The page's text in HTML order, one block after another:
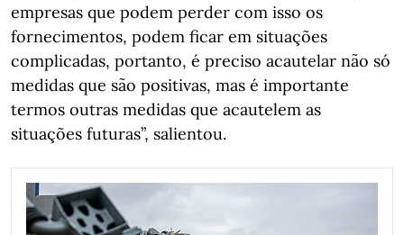
empresas que podem perder com isso os
fornecimentos, podem ficar em situações
complicadas, portanto, é preciso acautelar não só
medidas que são positivas, mas é importante
termos outras medidas que acautelem as
situações futuras”, salientou.